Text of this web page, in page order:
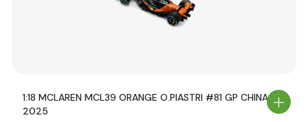
1:18 MCLAREN MCL39 ORANGE O.PIASTRI #81 GP CHINA
2025